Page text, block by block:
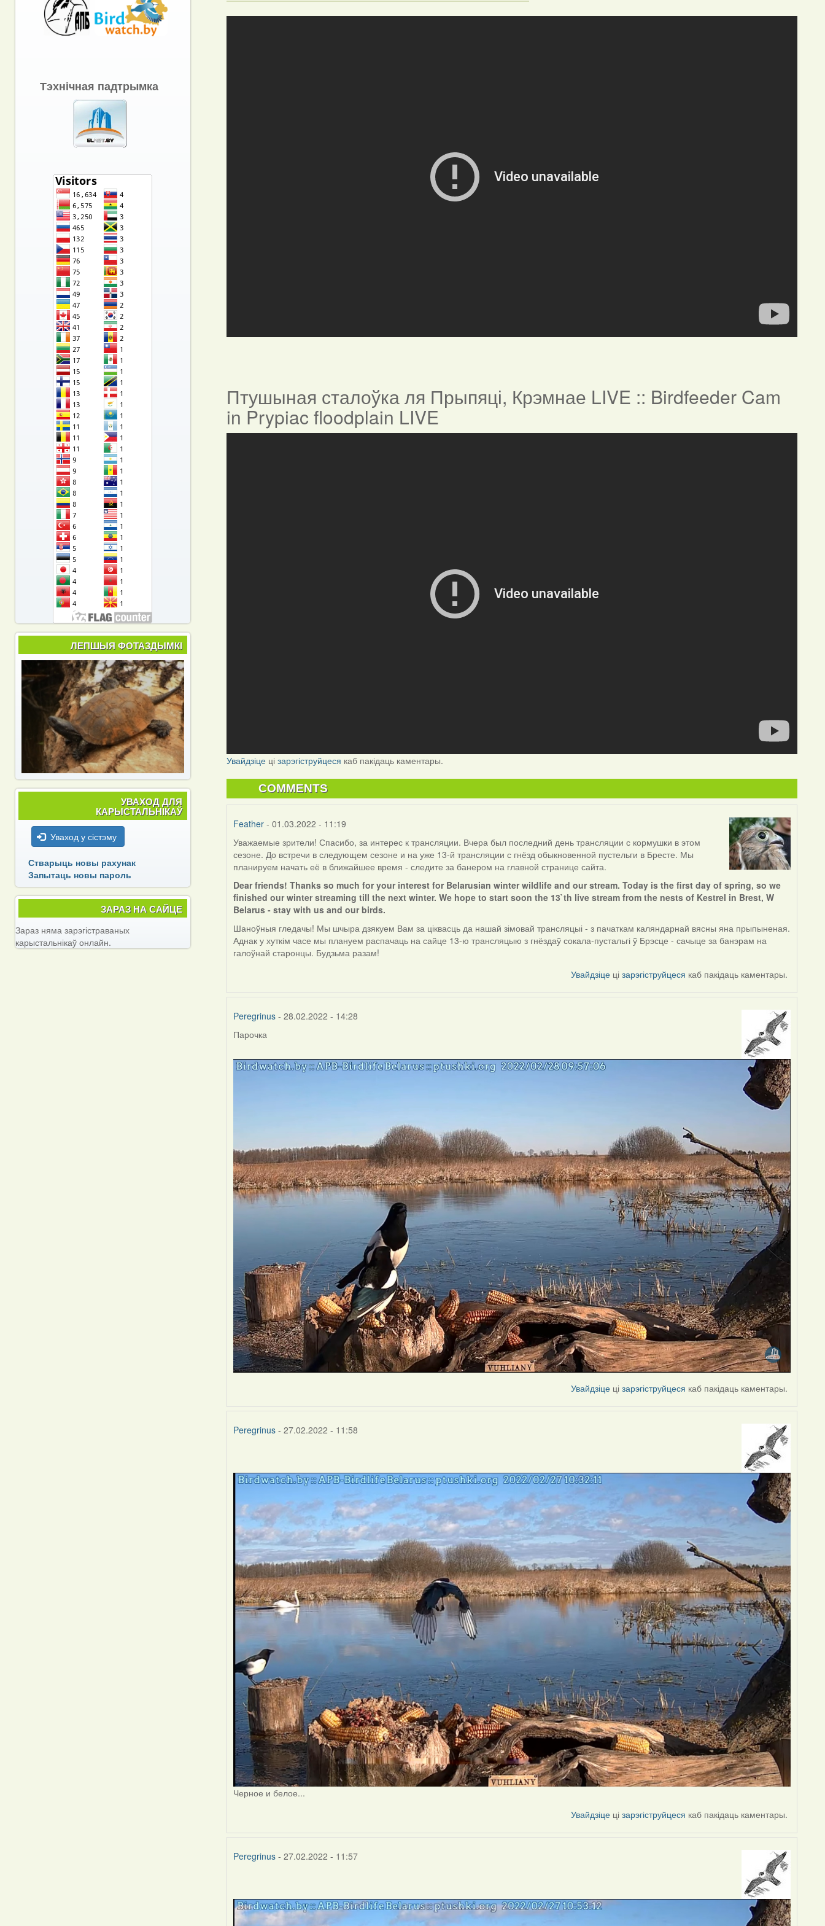
Птушыная сталоўка ля Прыпяці, Крэмнае LIVE :: Birdfeeder Cam
in Prypiac floodplain LIVE
Увайдзіце цізарэгіструйцеся каб пакідаць каментары.
COMMENTS
Feather - 01.03.2022 - 11:19
Уважаемые зрители! Спасибо, за интерес к трансляции. Вчера был последний день трансляции с кормушки в этом
сезоне. До встречи в следующем сезоне и на уже 13-й трансляции с гнёзд обыкновенной пустельги в Бресте. Мы
планируем начать её в ближайшее время - следите за банером на главной странице сайта.
Dear friends! Thanks so much for your interest for Belarusian winter wildlife and our stream. Today is the first day of spring, so we
finished our winter streaming till the next winter. We hope to start soon the 13`th live stream from the nests of Kestrel in Brest, W
Belarus - stay with us and our birds.
Шаноўныя гледачы! Мы шчыра дзякуем Вам за ціквасць да нашай зімовай трансляцыі - з пачаткам каляндарнай вясны яна прыпыненая.
Аднак у хуткім часе мы плануем распачаць на сайце 13-ю трансляцыю з гнёздаў сокала-пустальгі ў Брэсце - сачыце за банэрам на
галоўнай старонцы. Будзьма разам!
Увайдзіце цізарэгіструйцеся каб пакідаць каментары.
Peregrinus - 28.02.2022 - 14:28
Парочка
Увайдзіце цізарэгіструйцеся каб пакідаць каментары.
Peregrinus - 27.02.2022 - 11:58
Черное и белое...
Увайдзіце цізарэгіструйцеся каб пакідаць каментары.
Peregrinus - 27.02.2022 - 11:57
Тэхнічная падтрымка
ЛЕПШЫЯ ФОТАЗДЫМКІ
УВАХОД ДЛЯ
КАРЫСТАЛЬНІКАЎ
Уваход у сістэму
Стварыць новы рахунак
Запытаць новы пароль
ЗАРАЗ НА САЙЦЕ
Зараз няма зарэгістраваных
карыстальнікаў онлайн.